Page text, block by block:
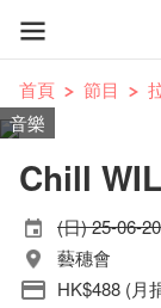
首頁 節目
音樂
Chill
(日) 25-06-
藝穗會
HK$488 (月